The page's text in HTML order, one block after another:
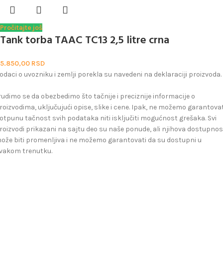
Pročitajte još
Tank torba TAAC TC13 2,5 litre crna
5.850,00 RSD
o uvozniku i zemlji porekla su navedeni na deklaraciji proizvoda.
se da obezbedimo što tačnije i preciznije informacije o
uključujući opise, slike i cene. Ipak, ne možemo
tačnost svih podataka niti isključiti mogućnost grešaka. Svi
prikazani na sajtu deo su naše ponude, ali njihova
biti promenljiva i ne možemo garantovati da su dostupni u
trenutku.